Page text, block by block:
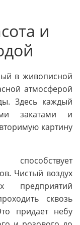
и
в живописной
атмосферой
Здесь каждый
закатами и
картину
Чистый воздух
предприятий
сквозь
придает небу